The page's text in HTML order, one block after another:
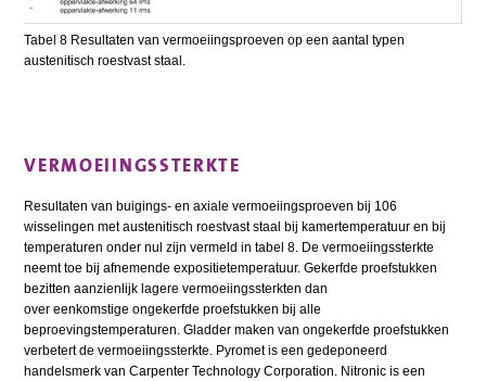
Tabel 8 Resultaten van vermoeiingsproeven op een aantal typen
austenitisch roestvast staal.
VERMOEIINGSSTERKTE
Resultaten van buigings- en axiale vermoeiingsproeven bij 106
wisselingen met austenitisch roestvast staal bij kamertemperatuur en bij
temperaturen onder nul zijn vermeld in tabel 8. De vermoeiingssterkte
neemt toe bij afnemende expositietemperatuur. Gekerfde proefstukken
bezitten aanzienlijk lagere vermoeiingssterkten dan
over eenkomstige ongekerfde proefstukken bij alle
beproevingstemperaturen. Gladder maken van ongekerfde proefstukken
verbetert de vermoeiingssterkte. Pyromet is een gedeponeerd
handelsmerk van Carpenter Technology Corporation. Nitronic is een